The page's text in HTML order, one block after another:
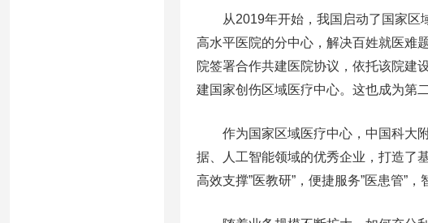
从2019年开始，我国启动了国家区
高水平医院的分中心，解决百姓就医难
院签署合作共建医院协议，依托该院建
建国家创伤区域医疗中心。这也成为第
作为国家区域医疗中心，中国科大附
据、人工智能领域的优秀企业，打造了
高效支撑”医教研”，便捷服务”医患管”，